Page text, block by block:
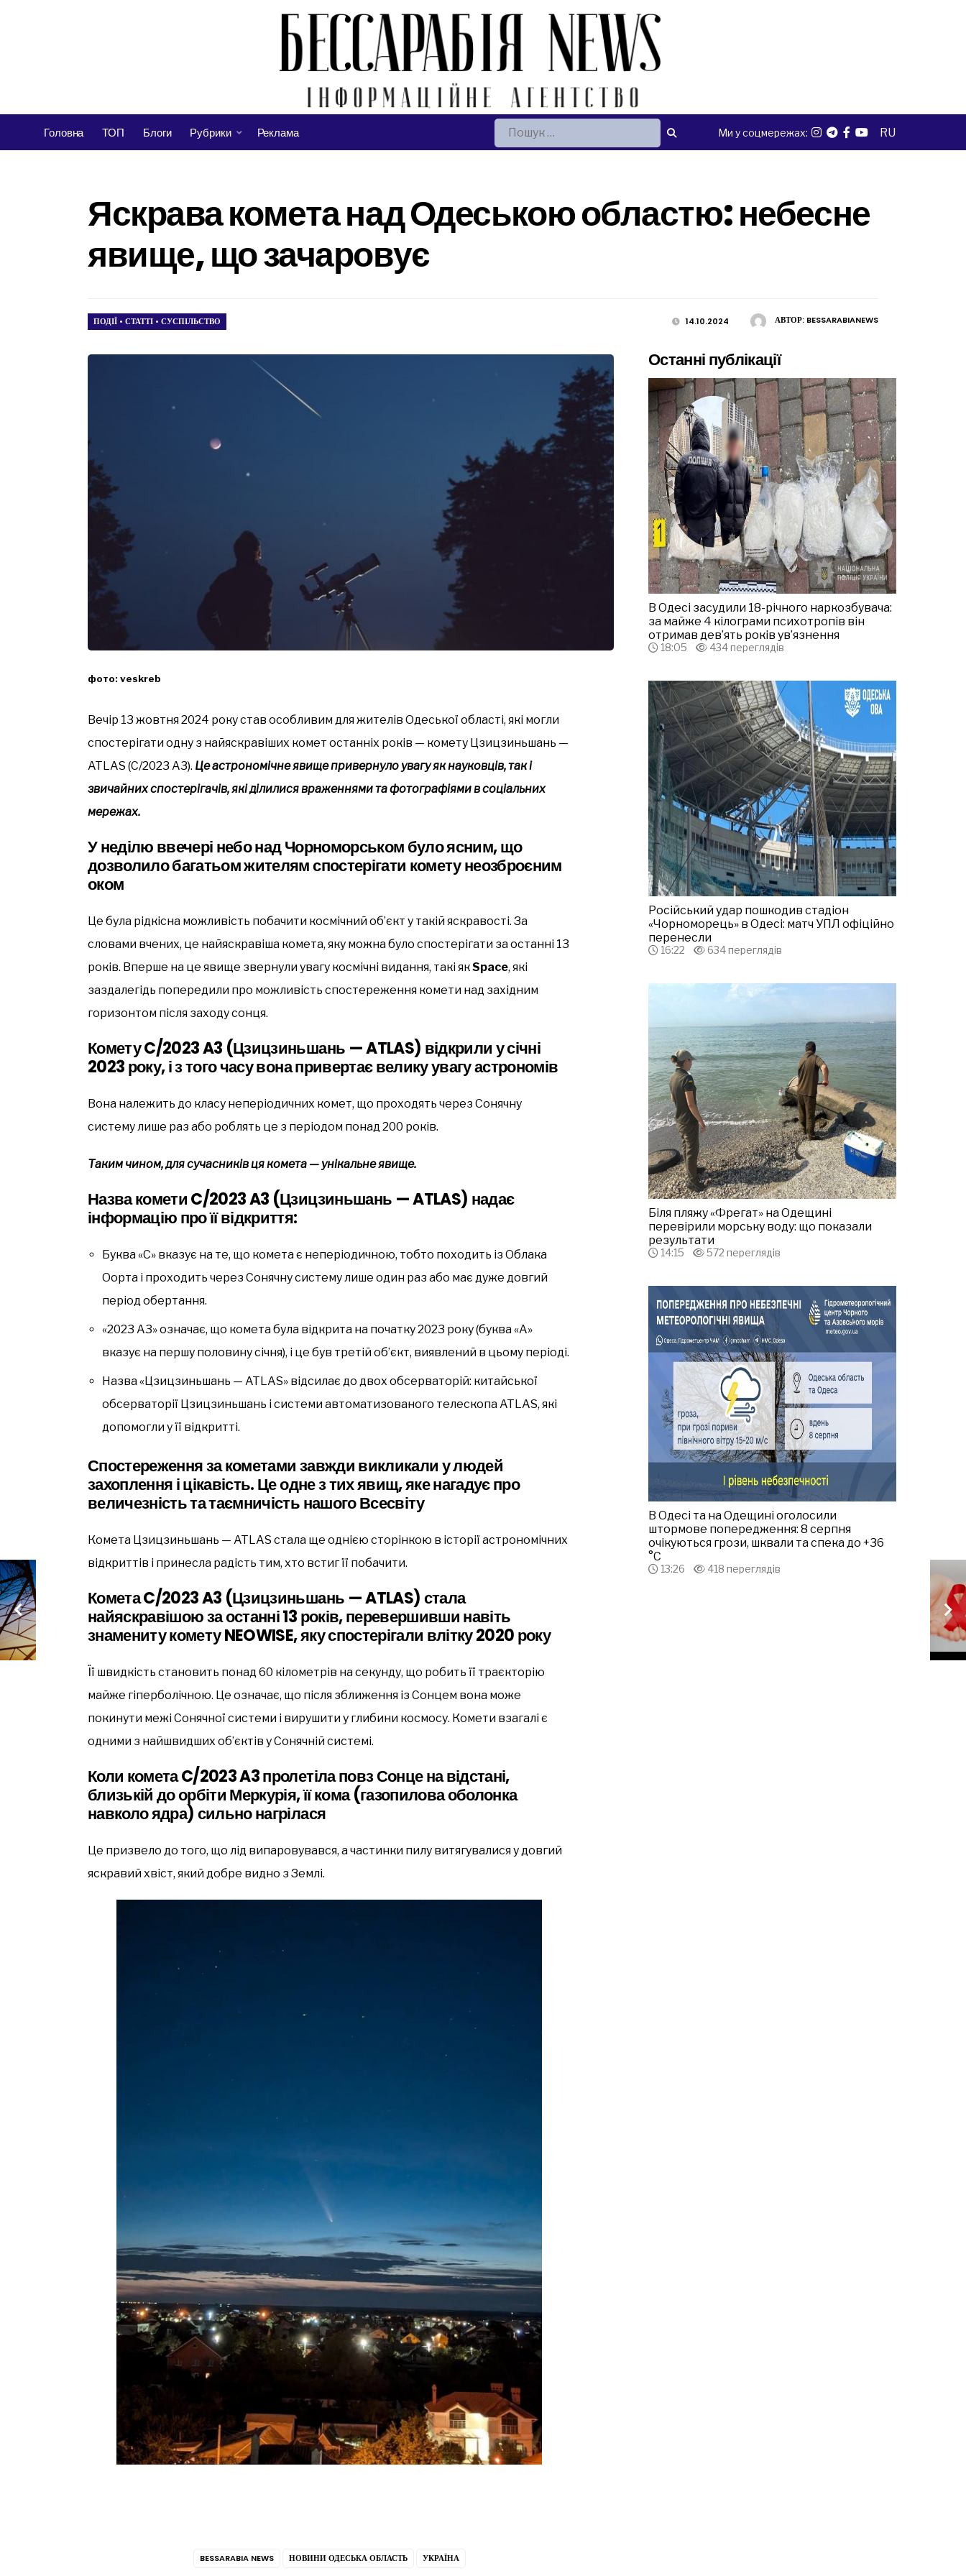
Головна ТОП Блоги Рубрики Реклама Пошук: Ми у соцмережах: RU
Яскрава комета над Одеською областю: небесне
явище, що зачаровує
АВТОР: BESSARABIANEWS
14.10.2024
ПОДІЇ • СТАТТІ • СУСПІЛЬСТВО
фото: veskreb
Вечір 13 жовтня 2024 року став особливим для жителів Одеської області, які могли
спостерігати одну з найяскравіших комет останніх років — комету Цзицзиньшань —
ATLAS (C/2023 A3). Це астрономічне явище привернуло увагу як науковців, так і
звичайних спостерігачів, які ділилися враженнями та фотографіями в соціальних
мережах.
У неділю ввечері небо над Чорноморськом було ясним, що
дозволило багатьом жителям спостерігати комету неозброєним
оком
Це була рідкісна можливість побачити космічний об’єкт у такій яскравості. За
словами вчених, це найяскравіша комета, яку можна було спостерігати за останні 13
років. Вперше на це явище звернули увагу космічні видання, такі якSpace, які
заздалегідь попередили про можливість спостереження комети над західним
горизонтом після заходу сонця.
Комету C/2023 A3 (Цзицзиньшань — ATLAS) відкрили у січні
2023 року, і з того часу вона привертає велику увагу астрономів
Вона належить до класу неперіодичних комет, що проходять через Сонячну
систему лише раз або роблять це з періодом понад 200 років.
Таким чином, для сучасників ця комета — унікальне явище.
Назва комети C/2023 A3 (Цзицзиньшань — ATLAS) надає
інформацію про її відкриття:
Буква «С» вказує на те, що комета є неперіодичною, тобто походить із Облака
Оорта і проходить через Сонячну систему лише один раз або має дуже довгий
період обертання.
«2023 A3» означає, що комета була відкрита на початку 2023 року (буква «А»
вказує на першу половину січня), і це був третій об’єкт, виявлений в цьому періоді.
Назва «Цзицзиньшань — ATLAS» відсилає до двох обсерваторій: китайської
обсерваторії Цзицзиньшань і системи автоматизованого телескопа ATLAS, які
допомогли у її відкритті.
Спостереження за кометами завжди викликали у людей
захоплення і цікавість. Це одне з тих явищ, яке нагадує про
величезність та таємничість нашого Всесвіту
Комета Цзицзиньшань — ATLAS стала ще однією сторінкою в історії астрономічних
відкриттів і принесла радість тим, хто встиг її побачити.
Комета C/2023 A3 (Цзицзиньшань — ATLAS) стала
найяскравішою за останні 13 років, перевершивши навіть
знамениту комету NEOWISE, яку спостерігали влітку 2020 року
Її швидкість становить понад 60 кілометрів на секунду, що робить її траєкторію
майже гіперболічною. Це означає, що після зближення із Сонцем вона може
покинути межі Сонячної системи і вирушити у глибини космосу. Комети взагалі є
одними з найшвидших об’єктів у Сонячній системі.
Коли комета C/2023 A3 пролетіла повз Сонце на відстані,
близькій до орбіти Меркурія, її кома (газопилова оболонка
навколо ядра) сильно нагрілася
Це призвело до того, що лід випаровувався, а частинки пилу витягувалися у довгий
яскравий хвіст, який добре видно з Землі.
BESSARABIA NEWS НОВИНИ ОДЕСЬКА ОБЛАСТЬ УКРАЇНА
Останні публікації
В Одесі засудили 18-річного наркозбувача:
за майже 4 кілограми психотропів він
отримав дев’ять років ув’язнення
18:05 434 переглядів
Російський удар пошкодив стадіон
«Чорноморець» в Одесі: матч УПЛ офіційно
перенесли
16:22 634 переглядів
Біля пляжу «Фрегат» на Одещині
перевірили морську воду: що показали
результати
14:15 572 переглядів
В Одесі та на Одещині оголосили
штормове попередження: 8 серпня
очікуються грози, шквали та спека до +36
°С
13:26 418 переглядів